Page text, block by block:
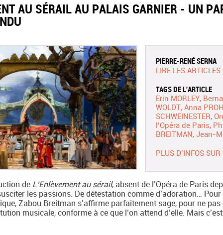
AU SÉRAIL AU PALAIS GARNIER - UN
PIERRE-RENÉ SERNA
LIRE LES ARTICLES
TAGS DE L'ARTICLE
Erin MORLEY
WOLDT Anna
SCHWEINESTER
l’Opéra de Paris
BREITMAN Jean-
PLUS D’INFOS
de L’Enlèvement au sérail, absent de l’Opéra de Paris
les passions. De détestation comme d’adoration…
Zabou Breitman s’affirme parfaitement sage, pour ne
musicale, conforme à ce que l’on attend d’elle. Mais